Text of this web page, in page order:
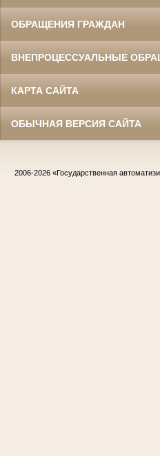
ОБРАЩЕНИЯ ГРАЖДАН
ВНЕПРОЦЕССУАЛЬНЫЕ
КАРТА САЙТА
ОБЫЧНАЯ ВЕРСИЯ САЙТА
2006-2026 «Государственная